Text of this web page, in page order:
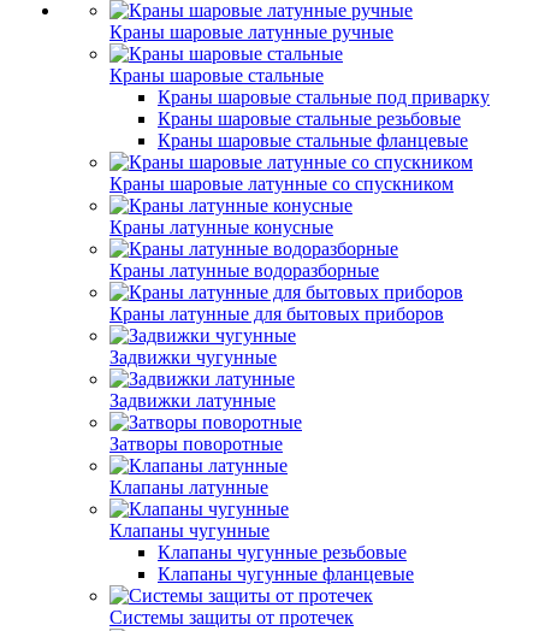
Краны шаровые латунные ручные
Краны шаровые стальные
Краны шаровые стальные под приварку
Краны шаровые стальные резьбовые
Краны шаровые стальные фланцевые
Краны шаровые латунные со спускником
Краны латунные конусные
Краны латунные водоразборные
Краны латунные для бытовых приборов
Задвижки чугунные
Задвижки латунные
Затворы поворотные
Клапаны латунные
Клапаны чугунные
Клапаны чугунные резьбовые
Клапаны чугунные фланцевые
Системы защиты от протечек